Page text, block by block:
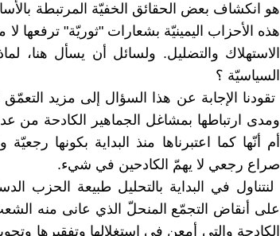
‏هو انكشاف بعض الحقائق ‏الخفيّة المرتبطة
هذه الأحزاب اليمينيّة ‏بشعارات "ثوريّة" ترفعها لا
الاستهلاك ‏والتضليل. ولسائل أن يسأل ‏هنا،
السياسيّة ؟ ‏
تقودنا الإجابة عن هذا ‏السؤال إلى مزيد
‏ومدى ارتباطها بمشاغل ‏الجماهير الكادحة
أم أنّها كما اعتبرناها ‏منذ البداية بكونها
صراع رجعي لا ‏يهمّ الكادحين في شيء.‏
لنتناول في البداية ‏بالتحليل طبيعة الحزب
على أنقاض ‏التجمّع المنحلّ الذي عانى ‏منه الشعب
الكادحة ‏والتي أمعن في استغلالها ‏وتفقيرها